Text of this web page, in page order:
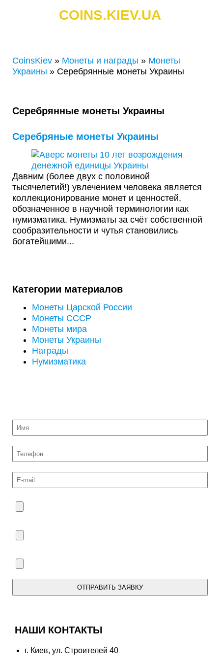
COINS.KIEV.UA
CoinsKiev » Монеты и награды » Монеты
Украины » Серебрянные монеты Украины
Серебрянные монеты Украины
Серебряные монеты Украины
Давним (более двух с половиной
тысячелетий!) увлечением человека является
коллекционирование монет и ценностей,
обозначенное в научной терминологии как
нумизматика. Нумизматы за счёт собственной
сообразительности и чутья становились
богатейшими...
Категории материалов
Монеты Царской России
Монеты СССР
Монеты мира
Монеты Украины
Награды
Нумизматика
ОТПРАВИТЬ ЗАЯВКУ
НАШИ КОНТАКТЫ
г. Киев, ул. Строителей 40